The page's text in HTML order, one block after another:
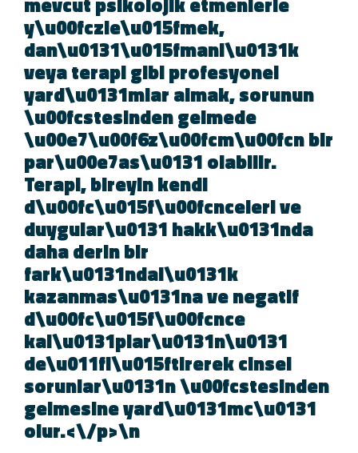
y\u00fczle\u015fmek,
dan\u0131\u015fmanl\u0131k
veya terapi gibi profesyonel
yard\u0131mlar almak, sorunun
\u00fcstesinden gelmede
\u00e7\u00f6z\u00fcm\u00fcn
par\u00e7as\u0131 olabilir.
Terapi, bireyin kendi
d\u00fc\u015f\u00fcnceleri ve
duygular\u0131 hakk\u0131nda
daha derin bir
fark\u0131ndal\u0131k
kazanmas\u0131na ve negatif
d\u00fc\u015f\u00fcnce
kal\u0131plar\u0131n\u0131
de\u011fi\u015ftirerek cinsel
sorunlar\u0131n
gelmesine yard\u0131mc\u0131
olur.<\/p>\n